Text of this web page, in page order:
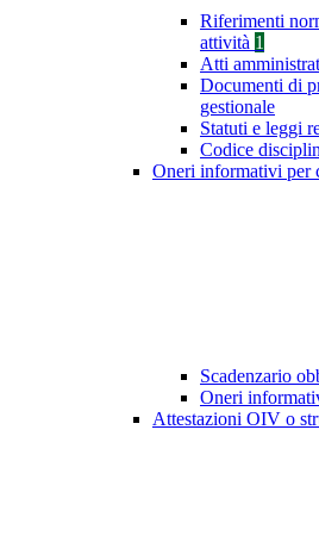
Riferimenti
attività 1
Atti
Documenti di
gestionale
Statuti e leggi
Codice
Oneri informativi per
Scadenzario
Oneri
Attestazioni OIV o